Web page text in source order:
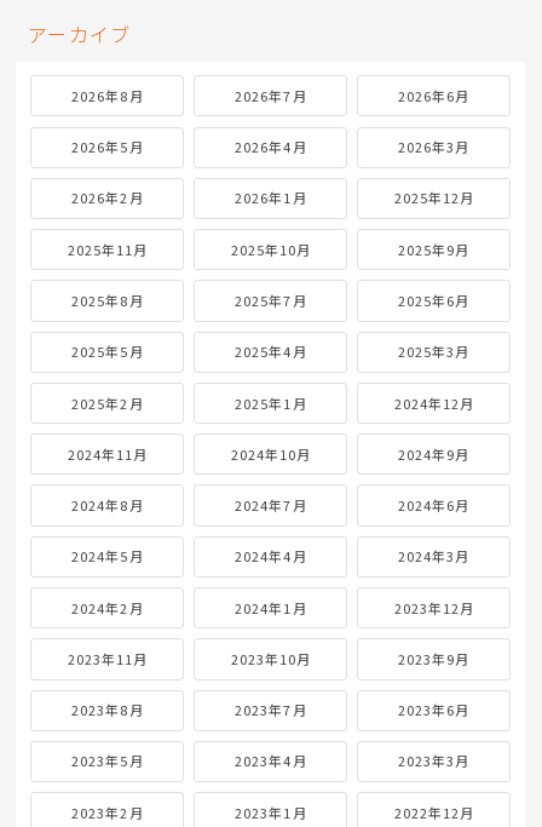
アーカイブ
2026年8月 2026年7月 2026年6月
2026年5月 2026年4月 2026年3月
2026年2月 2026年1月 2025年12月
2025年11月 2025年10月 2025年9月
2025年8月 2025年7月 2025年6月
2025年5月 2025年4月 2025年3月
2025年2月 2025年1月 2024年12月
2024年11月 2024年10月 2024年9月
2024年8月 2024年7月 2024年6月
2024年5月 2024年4月 2024年3月
2024年2月 2024年1月 2023年12月
2023年11月 2023年10月 2023年9月
2023年8月 2023年7月 2023年6月
2023年5月 2023年4月 2023年3月
2023年2月 2023年1月 2022年12月